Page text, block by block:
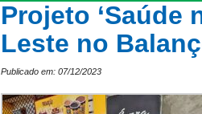
Projeto ‘Saúde
Leste no
Publicado em: 07/12/2023